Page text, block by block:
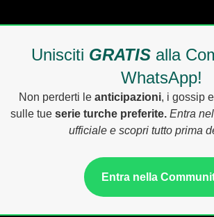
Unisciti GRATIS alla
WhatsApp!
Non perderti le anticipazioni, i gossip
sulle tue serie turche preferite. Entra
ufficiale e scopri tutto prima
Entra nella